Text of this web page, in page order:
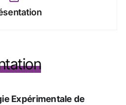
Expérimentale de